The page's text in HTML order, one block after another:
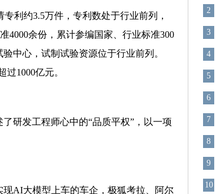
利约3.5万件，专利数处于行业前列，
4000余份，累计参编国家、行业标准300
中心，试制试验资源位于行业前列。
1000亿元。
研发工程师心中的“品质平权”，以一项
AI大模型上车的车企，极狐考拉、阿尔